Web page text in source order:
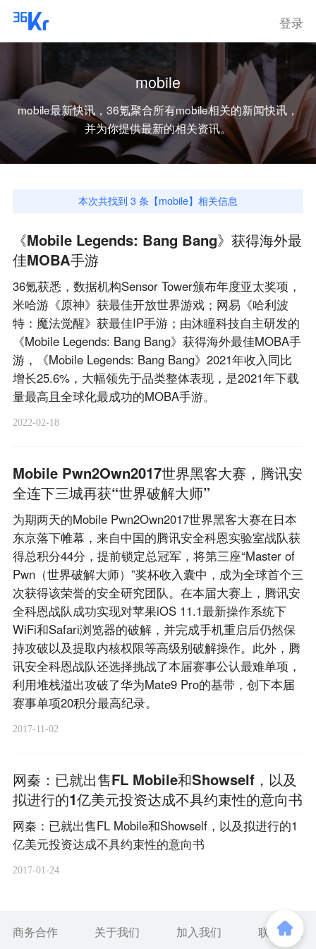
登录
mobile
mobile最新快讯，36氪聚合所有mobile相关的新闻快讯，
并为你提供最新的相关资讯。
本次共找到 3 条【mobile】相关信息
《Mobile Legends: Bang Bang》获得海外最
佳MOBA手游
36氪获悉，数据机构Sensor Tower颁布年度亚太奖项，
米哈游《原神》获最佳开放世界游戏；网易《哈利波
特：魔法觉醒》获最佳IP手游；由沐瞳科技自主研发的
《Mobile Legends: Bang Bang》获得海外最佳MOBA手
游，《Mobile Legends: Bang Bang》2021年收入同比
增长25.6%，大幅领先于品类整体表现，是2021年下载
量最高且全球化最成功的MOBA手游。
2022-02-18
Mobile Pwn2Own2017世界黑客大赛，腾讯安
全连下三城再获“世界破解大师”
为期两天的Mobile Pwn2Own2017世界黑客大赛在日本
东京落下帷幕，来自中国的腾讯安全科恩实验室战队获
得总积分44分，提前锁定总冠军，将第三座“Master of
Pwn（世界破解大师）”奖杯收入囊中，成为全球首个三
次获得该荣誉的安全研究团队。在本届大赛上，腾讯安
全科恩战队成功实现对苹果iOS 11.1最新操作系统下
WiFi和Safari浏览器的破解，并完成手机重启后仍然保
持攻破以及提取内核权限等高级别破解操作。此外，腾
讯安全科恩战队还选择挑战了本届赛事公认最难单项，
利用堆栈溢出攻破了华为Mate9 Pro的基带，创下本届
赛事单项20积分最高纪录。
2017-11-02
网秦：已就出售FL Mobile和Showself，以及
拟进行的1亿美元投资达成不具约束性的意向书
网秦：已就出售FL Mobile和Showself，以及拟进行的1
亿美元投资达成不具约束性的意向书
2017-01-24
商务合作 关于我们 加入我们 联系我们